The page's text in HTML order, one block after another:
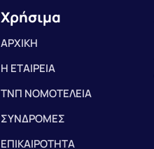
Χρήσιμα
ΑΡΧΙΚΗ
Η ΕΤΑΙΡΕΙΑ
ΤΝΠ ΝΟΜΟΤΕΛΕΙΑ
ΣΥΝΔΡΟΜΕΣ
ΕΠΙΚΑΙΡΟΤΗΤΑ